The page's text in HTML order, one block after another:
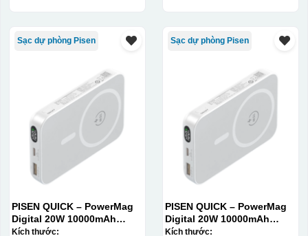
Thợ đang căn chỉnh dán decal lên bát cơm
Sạc dự phòng Pisen
PISEN QUICK – PowerMag
Digital 20W 10000mAh
Power bank. White: 200pcs;
Kích thước:
Sạc dự phòng Pisen
PISEN QUICK – PowerMag
Digital 20W 10000mAh
Power bank. White: 200pcs;
Kích thước: